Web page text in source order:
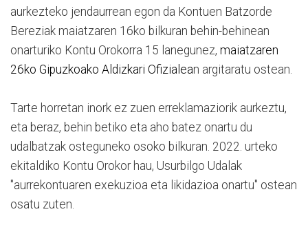
aurkezteko jendaurrean egon da Kontuen Batzorde
Bereziak maiatzaren 16ko bilkuran behin-behinean
onarturiko Kontu Orokorra 15 lanegunez, maiatzaren
26ko Gipuzkoako Aldizkari Ofizialean argitaratu ostean.
Tarte horretan inork ez zuen erreklamaziorik aurkeztu,
eta beraz, behin betiko eta aho batez onartu du
udalbatzak osteguneko osoko bilkuran. 2022. urteko
ekitaldiko Kontu Orokor hau, Usurbilgo Udalak
"aurrekontuaren exekuzioa eta likidazioa onartu" ostean
osatu zuten.